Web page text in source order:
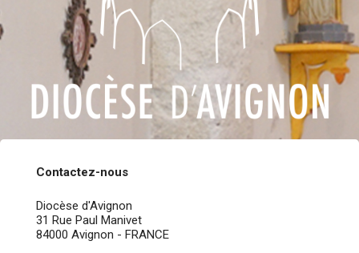
Contactez-nous
Diocèse d'Avignon
31 Rue Paul Manivet
84000 Avignon - FRANCE